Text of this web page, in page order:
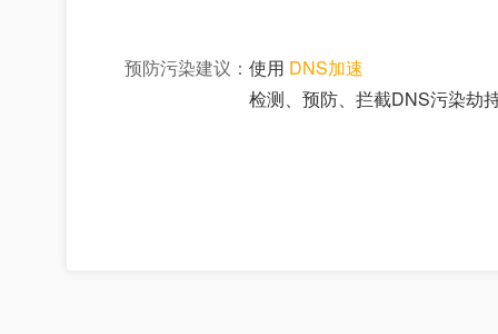
预防污染建议： 使用 DNS加速
检测、预防、拦截DNS污染劫